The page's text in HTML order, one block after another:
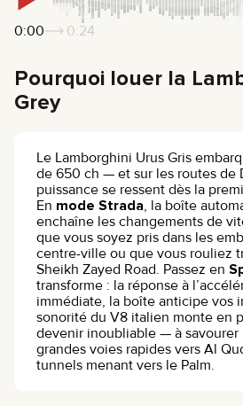
0:00 0:24
Pourquoi louer la
Grey
Le Lamborghini Urus Gris
de 650 ch — et sur les routes de
puissance se ressent dès la
En mode Strada, la boîte
enchaîne les changements de
que vous soyez pris dans les
centre-ville ou que vous rouliez
Sheikh Zayed Road. Passez en
transforme : la réponse à
immédiate, la boîte anticipe vos
sonorité du V8 italien monte en
devenir inoubliable — à
grandes voies rapides vers Al
tunnels menant vers le Palm.